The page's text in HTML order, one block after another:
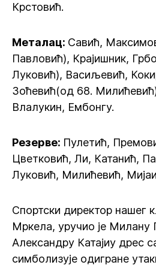
Крстовић.
Металац: Савић,
Павловић), Крајишник,
Луковић), Васиљевић,
Зоћевић(од 68.
Влалукин, Ембонгу.
Резерве: Пулетић,
Цветковић, Ли, Катанић,
Луковић, Милићевић,
Спортски директор нашег
Мркела, уручио је Милану
Александру Катајиу дрес
симболизује одигране